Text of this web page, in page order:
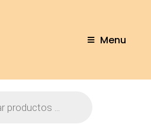
Menu